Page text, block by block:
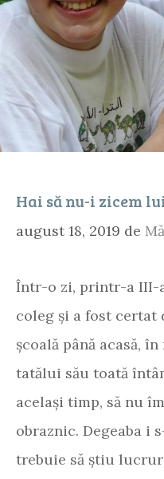
Hai să nu-i zicem
august 18, 2019 de
Într-o zi, printr-a III-
coleg și a fost certat
școală până acasă,
tatălui său toată
același timp, să nu
obraznic. Degeaba i
trebuie să știu